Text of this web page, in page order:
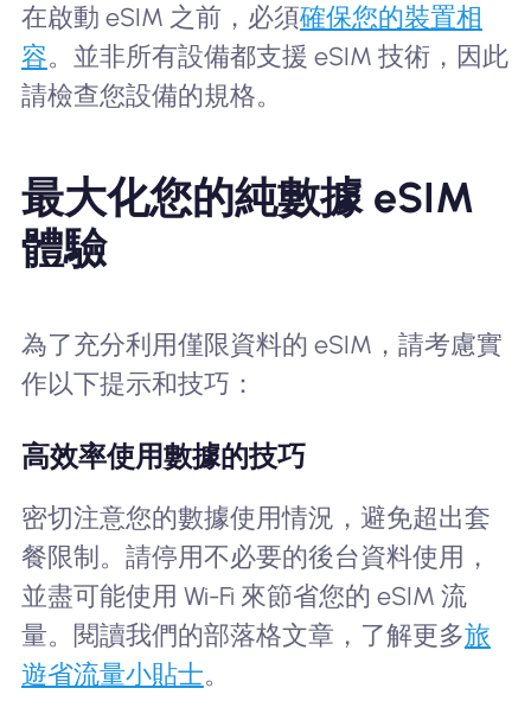
在啟動 eSIM 之前，必須確保您的裝置相
容。並非所有設備都支援 eSIM 技術，因此
請檢查您設備的規格。
最大化您的純數據 eSIM
體驗
為了充分利用僅限資料的 eSIM，請考慮實
作以下提示和技巧：
高效率使用數據的技巧
密切注意您的數據使用情況，避免超出套
餐限制。請停用不必要的後台資料使用，
並盡可能使用 Wi-Fi 來節省您的 eSIM 流
量。閱讀我們的部落格文章，了解更多旅
遊省流量小貼士。